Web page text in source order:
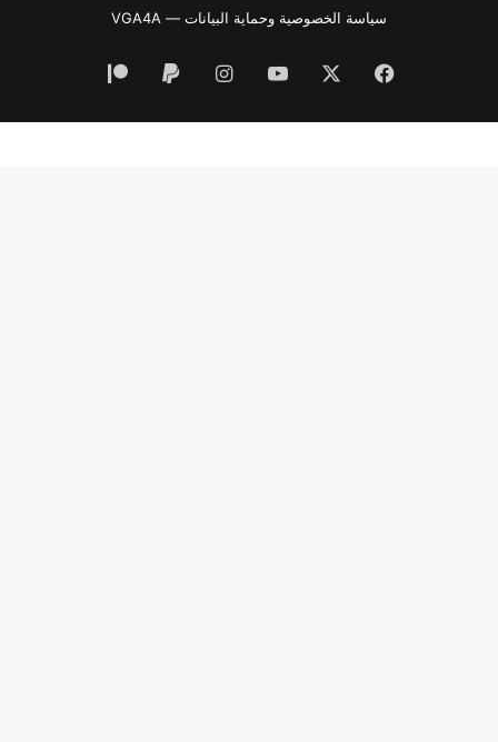
سياسة الخصوصية وحماية البيانات — VGA4A
فيسبوك ‫YouTubeانستقرام
‏Paypal
‫Patreon